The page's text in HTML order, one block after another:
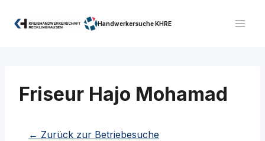
Inhalt
Handwerkersuche KHRE
Friseur Hajo Mohamad
← Zurück zur Betriebesuche